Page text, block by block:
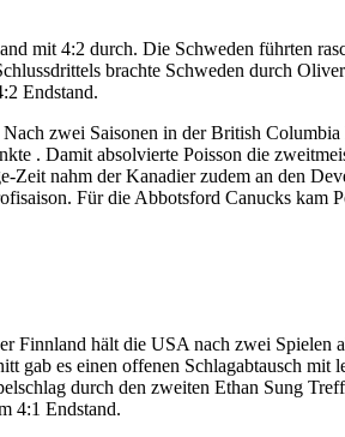
mit 4:2 durch. Die Schweden führten
brachte Schweden durch
Endstand.
zwei Saisonen in der British
. Damit absolvierte Poisson die
nahm der Kanadier zudem an den
Für die Abbotsford Canucks
Finnland hält die USA nach zwei Spielen
es einen offenen Schlagabtausch
durch den zweiten Ethan Sung
4:1 Endstand.